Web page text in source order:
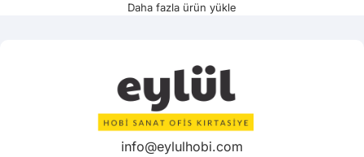
Daha fazla ürün yükle
info@eylulhobi.com